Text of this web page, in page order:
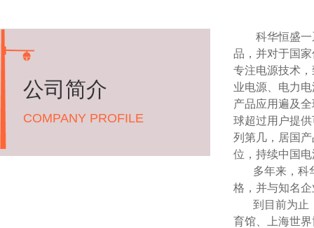
公司简介
COMPANY PROFILE
科华恒盛一系
品，并对于国
专注电源技术
业电源、电力
产品应用遍及
球超过用户提
列第几，居国
位，持续中国
多年来，科华
格，并与知名
到目前为止，
育馆、上海世